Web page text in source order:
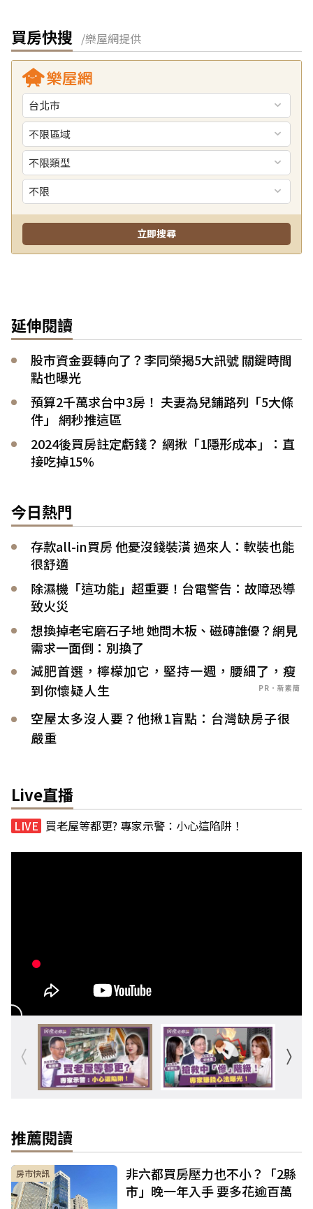
買房快搜 /樂屋網提供
延伸閱讀
股市資金要轉向了？李同榮揭5大訊號 關鍵時間
點也曝光
預算2千萬求台中3房！ 夫妻為兒鋪路列「5大條
件」 網秒推這區
2024後買房註定虧錢？ 網揪「1隱形成本」：直
接吃掉15%
今日熱門
存款all-in買房 他憂沒錢裝潢 過來人：軟裝也能
很舒適
除濕機「這功能」超重要！台電警告：故障恐導
致火災
想換掉老宅磨石子地 她問木板、磁磚誰優？網見
需求一面倒：別換了
減肥首選，檸檬加它，堅持一週，腰細了，瘦
到你懷疑人生
PR．新素簡
空屋太多沒人要？他揪1盲點：台灣缺房子很
嚴重
Live直播
買老屋等都更? 專家示警：小心這陷阱！
推薦閱讀
房市快訊
非六都買房壓力也不小？「2縣
市」晚一年入手 要多花逾百萬